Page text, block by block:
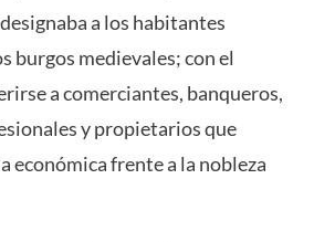
a los habitantes
burgos medievales; con el
a comerciantes, banqueros,
y propietarios que
económica frente a la nobleza